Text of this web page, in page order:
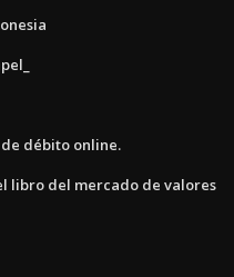
débito online.
libro del mercado de valores